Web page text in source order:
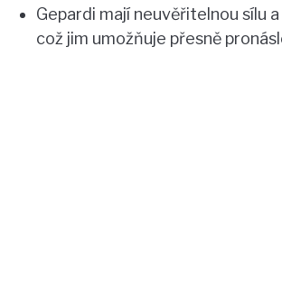
Gepardi mají neuvěřitelnou sílu
což jim umožňuje přesně